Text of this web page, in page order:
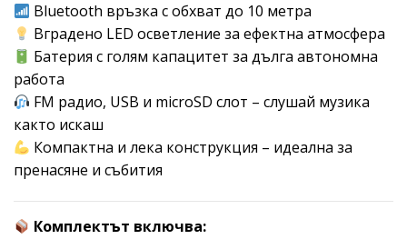
Bluetooth връзка с обхват до 10 метра
Вградено LED осветление за ефектна атмосфера
Батерия с голям капацитет за дълга автономна
работа
FM радио, USB и microSD слот – слушай музика
както искаш
Компактна и лека конструкция – идеална за
пренасяне и събития
Комплектът включва: